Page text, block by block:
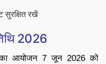
रखें
2026
का आयोजन 7 जून 2026 को